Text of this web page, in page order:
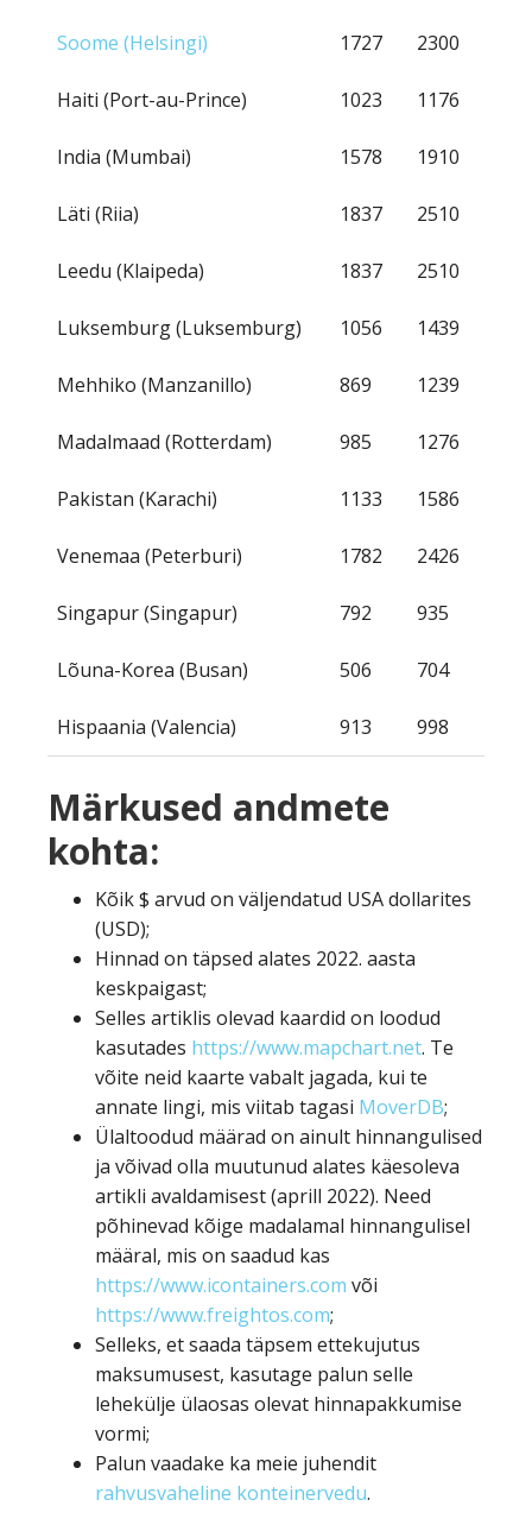
Soome (Helsingi) 1727 2300
Haiti (Port-au-Prince) 1023 1176
India (Mumbai) 1578 1910
Läti (Riia) 1837 2510
Leedu (Klaipeda) 1837 2510
Luksemburg (Luksemburg) 1056 1439
Mehhiko (Manzanillo) 869 1239
Madalmaad (Rotterdam) 985 1276
Pakistan (Karachi) 1133 1586
Venemaa (Peterburi) 1782 2426
Singapur (Singapur) 792 935
Lõuna-Korea (Busan) 506 704
Hispaania (Valencia) 913 998
Märkused andmete
kohta:
Kõik $ arvud on väljendatud USA dollarites
(USD);
Hinnad on täpsed alates 2022. aasta
keskpaigast;
Selles artiklis olevad kaardid on loodud
kasutades https://www.mapchart.net. Te
võite neid kaarte vabalt jagada, kui te
annate lingi, mis viitab tagasi MoverDB;
Ülaltoodud määrad on ainult hinnangulised
ja võivad olla muutunud alates käesoleva
artikli avaldamisest (aprill 2022). Need
põhinevad kõige madalamal hinnangulisel
määral, mis on saadud kas
https://www.icontainers.com või
https://www.freightos.com;
Selleks, et saada täpsem ettekujutus
maksumusest, kasutage palun selle
lehekülje ülaosas olevat hinnapakkumise
vormi;
Palun vaadake ka meie juhendit
rahvusvaheline konteinervedu.